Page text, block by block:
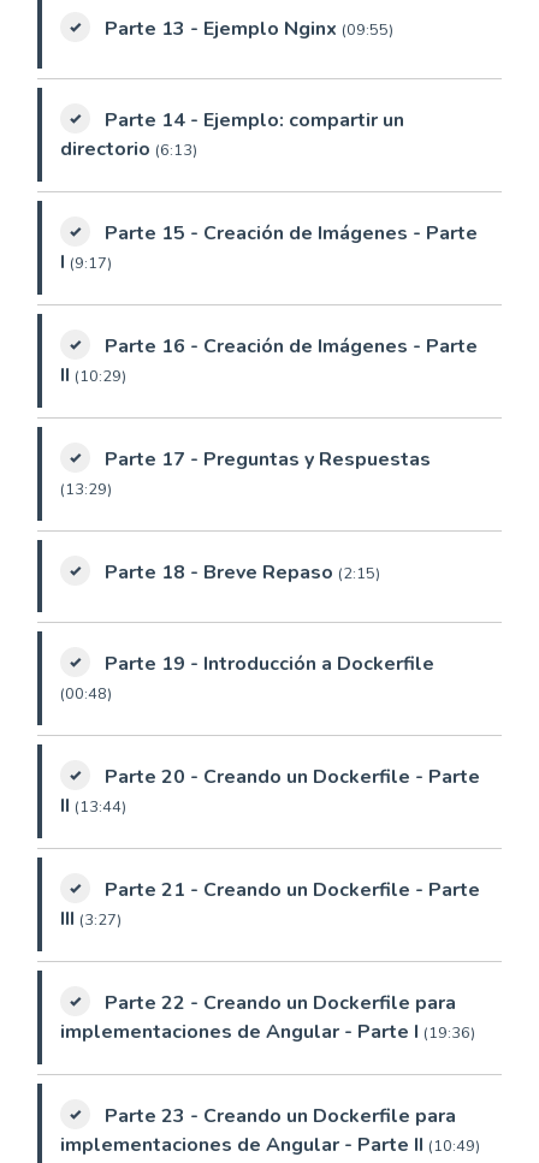
Parte 13 - Ejemplo Nginx (09:55)
Parte 14 - Ejemplo: compartir un
directorio (6:13)
Parte 15 - Creación de Imágenes - Parte
I (9:17)
Parte 16 - Creación de Imágenes - Parte
II (10:29)
Parte 17 - Preguntas y Respuestas
(13:29)
Parte 18 - Breve Repaso (2:15)
Parte 19 - Introducción a Dockerfile
(00:48)
Parte 20 - Creando un Dockerfile - Parte
II (13:44)
Parte 21 - Creando un Dockerfile - Parte
III (3:27)
Parte 22 - Creando un Dockerfile para
implementaciones de Angular - Parte I (19:36)
Parte 23 - Creando un Dockerfile para
implementaciones de Angular - Parte II (10:49)